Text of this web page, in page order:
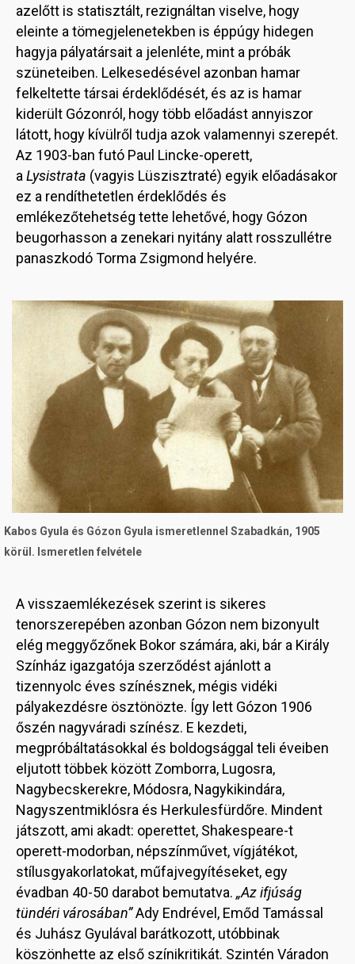
azelőtt is statisztált, rezignáltan viselve, hogy
eleinte a tömegjelenetekben is éppúgy hidegen
hagyja pályatársait a jelenléte, mint a próbák
szüneteiben. Lelkesedésével azonban hamar
felkeltette társai érdeklődését, és az is hamar
kiderült Gózonról, hogy több előadást annyiszor
látott, hogy kívülről tudja azok valamennyi szerepét.
Az 1903-ban futó Paul Lincke-operett,
a Lysistrata (vagyis Lüszisztraté) egyik előadásakor
ez a rendíthetetlen érdeklődés és
emlékezőtehetség tette lehetővé, hogy Gózon
beugorhasson a zenekari nyitány alatt rosszullétre
panaszkodó Torma Zsigmond helyére.
Image
Kabos Gyula és Gózon Gyula ismeretlennel Szabadkán, 1905
körül. Ismeretlen felvétele
A visszaemlékezések szerint is sikeres
tenorszerepében azonban Gózon nem bizonyult
elég meggyőzőnek Bokor számára, aki, bár a Király
Színház igazgatója szerződést ajánlott a
tizennyolc éves színésznek, mégis vidéki
pályakezdésre ösztönözte. Így lett Gózon 1906
őszén nagyváradi színész. E kezdeti,
megpróbáltatásokkal és boldogsággal teli éveiben
eljutott többek között Zomborra, Lugosra,
Nagybecskerekre, Módosra, Nagykikindára,
Nagyszentmiklósra és Herkulesfürdőre. Mindent
játszott, ami akadt: operettet, Shakespeare-t
operett-modorban, népszínművet, vígjátékot,
stílusgyakorlatokat, műfajvegyítéseket, egy
évadban 40-50 darabot bemutatva. „Az ifjúság
tündéri városában”Ady Endrével, Emőd Tamással
és Juhász Gyulával barátkozott, utóbbinak
köszönhette az első színikritikát. Szintén Váradon